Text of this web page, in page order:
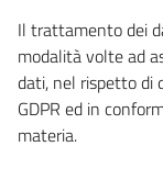
Il trattamento dei
modalità volte ad
dati, nel rispetto di
GDPR ed in
materia.